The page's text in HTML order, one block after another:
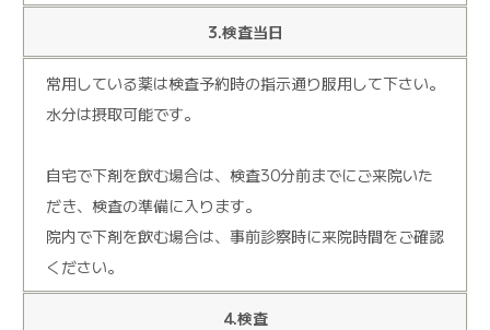
3.検査当日
常用している薬は検査予約時の指示通り服用して下さい。
水分は摂取可能です。
自宅で下剤を飲む場合は、検査30分前までにご来院いた
だき、検査の準備に入ります。
院内で下剤を飲む場合は、事前診察時に来院時間をご確認
ください。
4.検査